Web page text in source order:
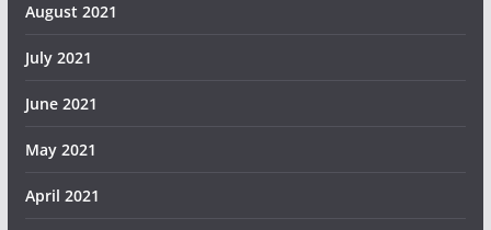
August 2021
July 2021
June 2021
May 2021
April 2021